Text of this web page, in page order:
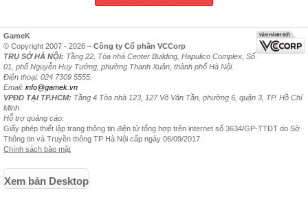
GameK
© Copyright 2007 - 2026 – Công ty Cổ phần VCCorp
TRỤ SỞ HÀ NỘI: Tầng 22, Tòa nhà Center Building, Hapulico Complex, Số
01, phố Nguyễn Huy Tưởng, phường Thanh Xuân, thành phố Hà Nội.
Điện thoại: 024 7309 5555.
Email: info@gamek.vn
VPĐD TẠI TP.HCM: Tầng 4 Tòa nhà 123, 127 Võ Văn Tần, phường 6, quận 3, TP. Hồ Chí
Minh
Hỗ trợ quảng cáo:
Giấy phép thiết lập trang thông tin điện tử tổng hợp trên internet số 3634/GP-TTĐT do Sở
Thông tin và Truyền thông TP Hà Nội cấp ngày 06/09/2017
Chính sách bảo mật
Xem bản Desktop